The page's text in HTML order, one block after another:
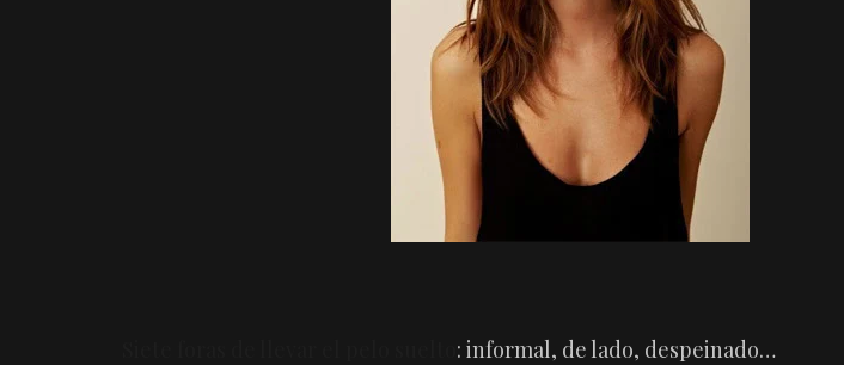
: informal, de lado, despeinado…